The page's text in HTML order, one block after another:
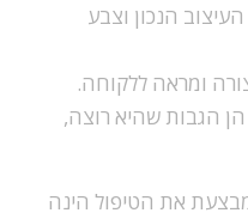
הנכון וצבע
ומראה ללקוחה.
הגבות שהיא רוצה,
את הטיפול הינה